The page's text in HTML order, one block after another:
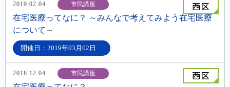
2019.02.04 市民講座
在宅医療ってなに？ ～みんなで考えてみよう在宅医療
について～
開催日：2019年03月02日
2018.12.04 市民講座